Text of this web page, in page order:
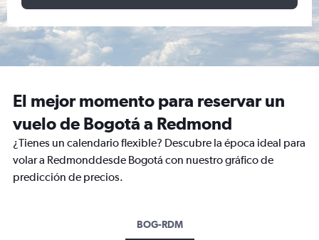
El mejor momento para reservar un
vuelo de Bogotá a Redmond
¿Tienes un calendario flexible? Descubre la época ideal para
volar a Redmonddesde Bogotá con nuestro gráfico de
predicción de precios.
BOG-RDM